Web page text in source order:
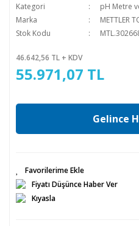
Kategori
pH Metre
Marka
METTLER
Stok Kodu
46.642,56 TL + KDV
55.971,07 TL
Gelince
Fiyatı Düşünce Haber Ver
Kıyasla